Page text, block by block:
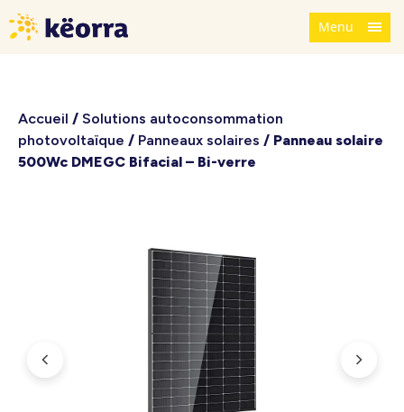
Menu
Accueil / Solutions autoconsommation
photovoltaïque / Panneaux solaires / Panneau solaire
500Wc DMEGC Bifacial – Bi-verre